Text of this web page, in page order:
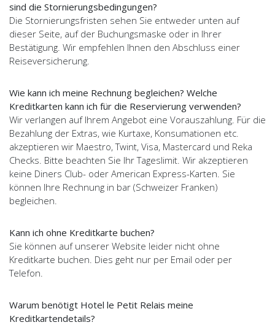
sind die Stornierungsbedingungen?
Die Stornierungsfristen sehen Sie entweder unten auf
dieser Seite, auf der Buchungsmaske oder in Ihrer
Bestätigung. Wir empfehlen Ihnen den Abschluss einer
Reiseversicherung.
Wie kann ich meine Rechnung begleichen? Welche
Kreditkarten kann ich für die Reservierung verwenden?
Wir verlangen auf Ihrem Angebot eine Vorauszahlung. Für die
Bezahlung der Extras, wie Kurtaxe, Konsumationen etc.
akzeptieren wir Maestro, Twint, Visa, Mastercard und Reka
Checks. Bitte beachten Sie Ihr Tageslimit. Wir akzeptieren
keine Diners Club- oder American Express-Karten. Sie
können Ihre Rechnung in bar (Schweizer Franken)
begleichen.
Kann ich ohne Kreditkarte buchen?
Sie können auf unserer Website leider nicht ohne
Kreditkarte buchen. Dies geht nur per Email oder per
Telefon.
Warum benötigt Hotel le Petit Relais meine
Kreditkartendetails?